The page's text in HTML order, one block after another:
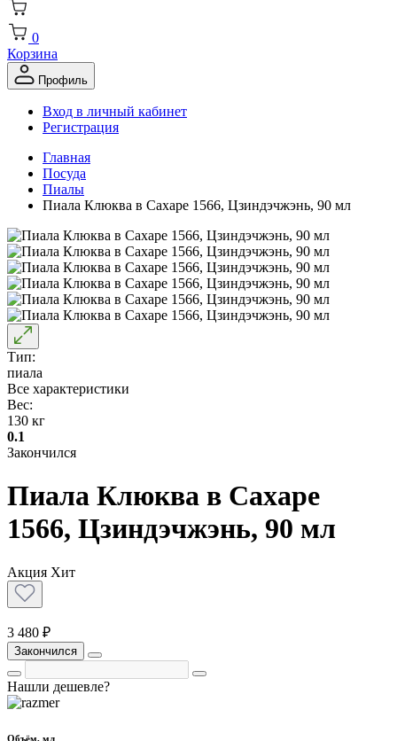
0
Корзина
Профиль
Вход в личный кабинет
Регистрация
Главная
Посуда
Пиалы
Пиала Клюква в Сахаре 1566, Цзиндэчжэнь, 90 мл
Тип:
пиала
Все характеристики
Вес:
130 кг
0.1
Закончился
Пиала Клюква в Сахаре
1566, Цзиндэчжэнь, 90 мл
Акция Хит
3 480 ₽
Закончился
Нашли дешевле?
Объём, мл